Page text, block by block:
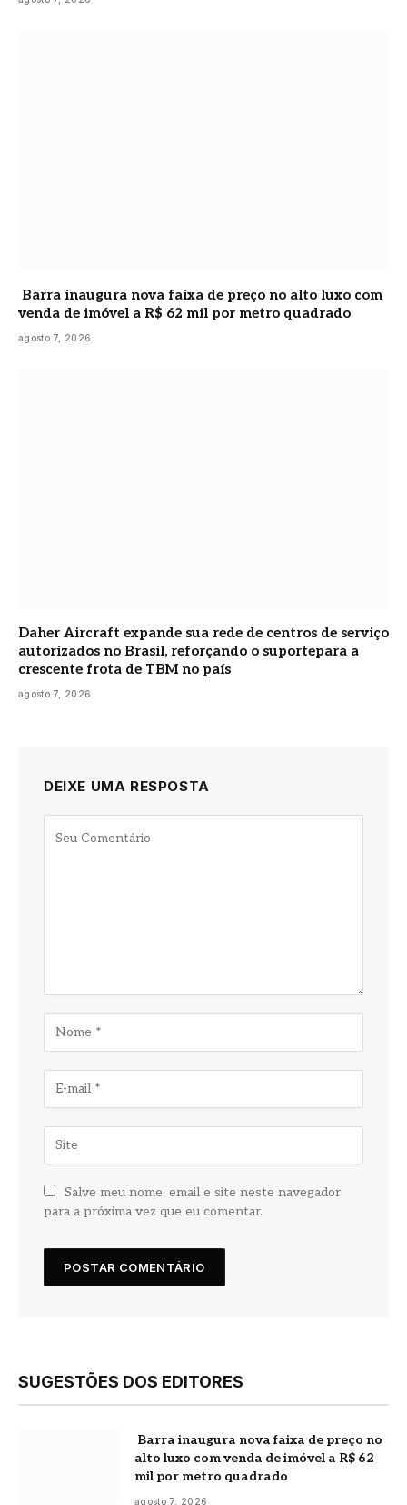
Barra inaugura nova faixa de preço no alto luxo com
venda de imóvel a R$ 62 mil por metro quadrado
agosto 7, 2026
Daher Aircraft expande sua rede de centros de serviço
autorizados no Brasil, reforçando o suportepara a
crescente frota de TBM no país
agosto 7, 2026
DEIXE UMA RESPOSTA
Salve meu nome, email e site neste navegador
para a próxima vez que eu comentar.
SUGESTÕES DOS EDITORES
Barra inaugura nova faixa de preço no
alto luxo com venda de imóvel a R$ 62
mil por metro quadrado
agosto 7, 2026